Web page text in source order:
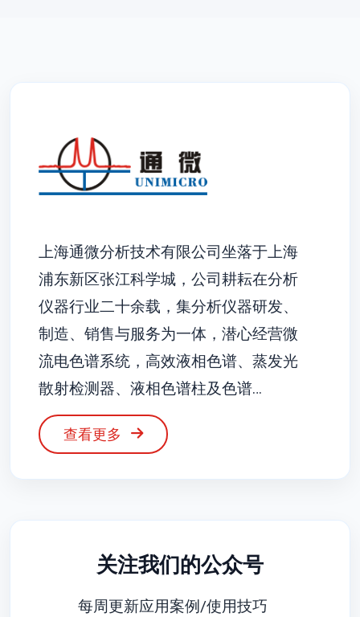
上海通微分析技术有限公司坐落于上海
浦东新区张江科学城，公司耕耘在分析
仪器行业二十余载，集分析仪器研发、
制造、销售与服务为一体，潜心经营微
流电色谱系统，高效液相色谱、蒸发光
散射检测器、液相色谱柱及色谱…
查看更多
关注我们的公众号
每周更新应用案例/使用技巧